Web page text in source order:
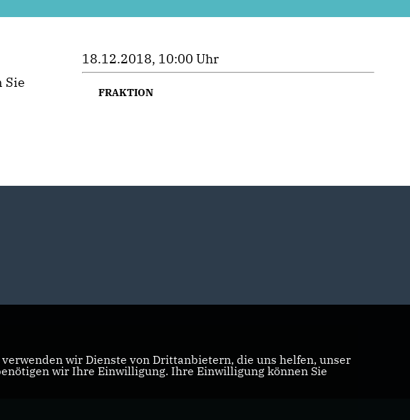
Sie
18.12.2018, 10:00 Uhr
FRAKTION
wir Dienste von Drittanbietern, die uns helfen, unser
wir Ihre Einwilligung. Ihre Einwilligung können Sie